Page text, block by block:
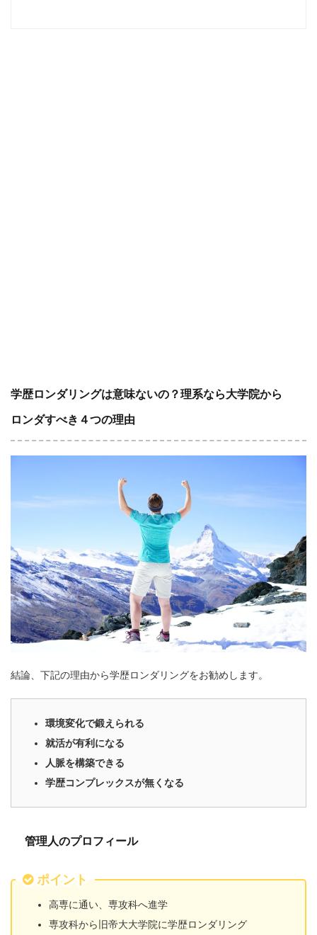
学歴ロンダリングは意味ないの？理系なら大学院から
ロンダすべき４つの理由
結論、下記の理由から学歴ロンダリングをお勧めします。
環境変化で鍛えられる
就活が有利になる
人脈を構築できる
学歴コンプレックスが無くなる
管理人のプロフィール
ポイント
高専に通い、専攻科へ進学
専攻科から旧帝大大学院に学歴ロンダリング